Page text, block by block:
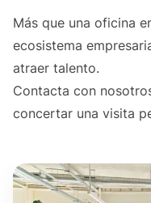
Más que una oficina
ecosistema
atraer talento.
Contacta con
concertar una visita